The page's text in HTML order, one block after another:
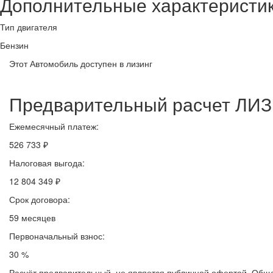
Тип двигателя
Бензин
Этот Автомобиль доступен в лизинг
Предварительный расчет
Ежемесячный платеж:
526 733 ₽
Налоговая выгода:
12 804 349 ₽
Срок договора:
59 месяцев
Первоначальный взнос:
30 %